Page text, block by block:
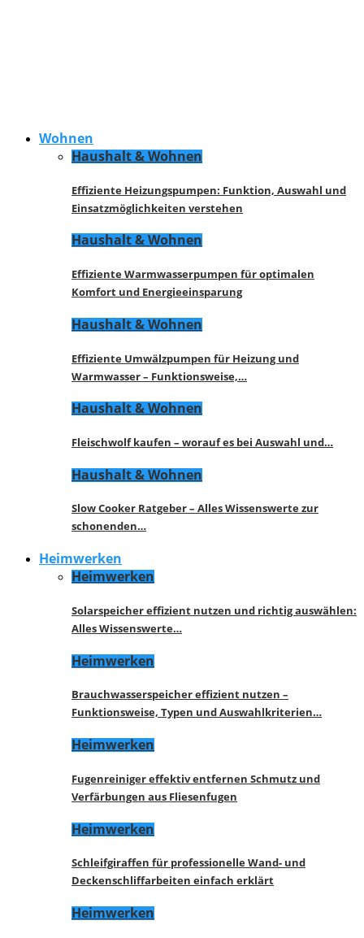
Wohnen
Haushalt & Wohnen
Effiziente Heizungspumpen: Funktion, Auswahl und
Einsatzmöglichkeiten verstehen
Haushalt & Wohnen
Effiziente Warmwasserpumpen für optimalen
Komfort und Energieeinsparung
Haushalt & Wohnen
Effiziente Umwälzpumpen für Heizung und
Warmwasser – Funktionsweise,…
Haushalt & Wohnen
Fleischwolf kaufen – worauf es bei Auswahl und…
Haushalt & Wohnen
Slow Cooker Ratgeber – Alles Wissenswerte zur
schonenden…
Heimwerken
Heimwerken
Solarspeicher effizient nutzen und richtig auswählen:
Alles Wissenswerte…
Heimwerken
Brauchwasserspeicher effizient nutzen –
Funktionsweise, Typen und Auswahlkriterien…
Heimwerken
Fugenreiniger effektiv entfernen Schmutz und
Verfärbungen aus Fliesenfugen
Heimwerken
Schleifgiraffen für professionelle Wand- und
Deckenschliffarbeiten einfach erklärt
Heimwerken